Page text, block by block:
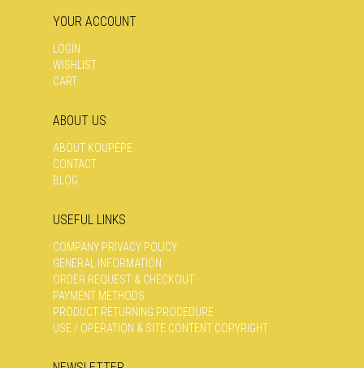
YOUR ACCOUNT
LOGIN
WISHLIST
CART
ABOUT US
ABOUT KOUPEPE
CONTACT
BLOG
USEFUL LINKS
COMPANY PRIVACY POLICY
GENERAL INFORMATION
ORDER REQUEST & CHECKOUT
PAYMENT METHODS
PRODUCT RETURNING PROCEDURE
USE / OPERATION & SITE CONTENT COPYRIGHT